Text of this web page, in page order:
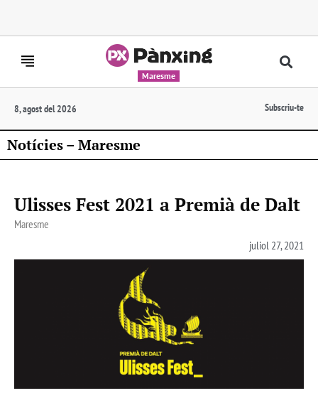
Maresme
8, agost del 2026 Subscriu-te
Notícies – Maresme
Ulisses Fest 2021 a Premià de Dalt
Maresme
juliol 27, 2021